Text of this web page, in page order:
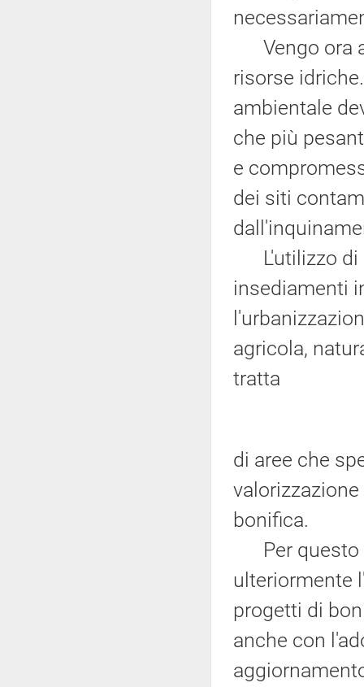
Vengo ora
risorse
ambientale
che più
e
dei siti
L'utilizzo di
insediamenti
agricola,
tratta
di aree che
bonifica.
Per questo
ulteriormente
progetti di
anche con